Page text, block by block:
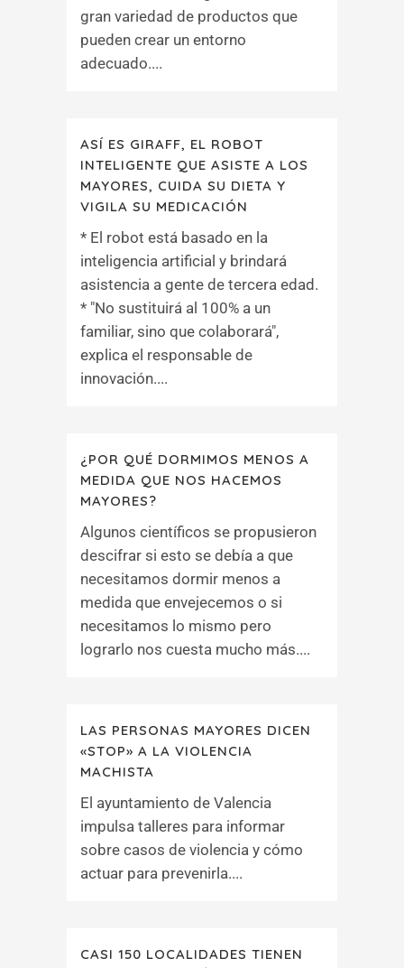
gran variedad de productos que
pueden crear un entorno
adecuado....
ASÍ ES GIRAFF, EL ROBOT
INTELIGENTE QUE ASISTE A LOS
MAYORES, CUIDA SU DIETA Y
VIGILA SU MEDICACIÓN
* El robot está basado en la
inteligencia artificial y brindará
asistencia a gente de tercera edad.
* "No sustituirá al 100% a un
familiar, sino que colaborará",
explica el responsable de
innovación....
¿POR QUÉ DORMIMOS MENOS A
MEDIDA QUE NOS HACEMOS
MAYORES?
Algunos científicos se propusieron
descifrar si esto se debía a que
necesitamos dormir menos a
medida que envejecemos o si
necesitamos lo mismo pero
lograrlo nos cuesta mucho más....
LAS PERSONAS MAYORES DICEN
«STOP» A LA VIOLENCIA
MACHISTA
El ayuntamiento de Valencia
impulsa talleres para informar
sobre casos de violencia y cómo
actuar para prevenirla....
CASI 150 LOCALIDADES TIENEN